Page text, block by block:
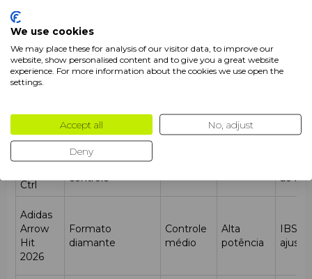
Comparação com Outros Modelos Arrow
Hit 2026
Arrow
Ctrl
Formato
diamante com
ênfase no
controle
IBS
ao
Adidas
Arrow
Hit
2026
Formato
diamante
Controle
médio
Alta
potência
IBS
We use cookies
We may place these for analysis of our visitor data, to improve our
website, show personalised content and to give you a great website
experience. For more information about the cookies we use open the
settings.
Accept all No, adjust
Deny